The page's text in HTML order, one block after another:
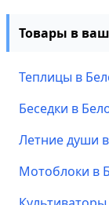
Товары в
Теплицы в
Беседки в
Летние души
Мотоблоки в